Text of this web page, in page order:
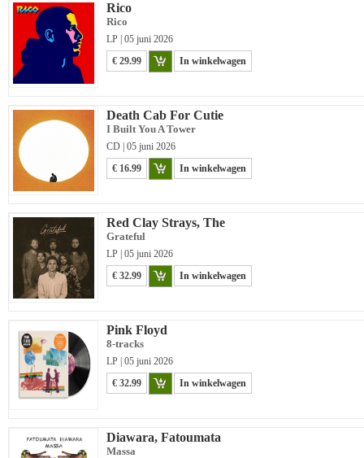
Rico
Rico
LP | 05 juni 2026
€ 29.99
In winkelwagen
Death Cab For Cutie
I Built You A Tower
CD | 05 juni 2026
€ 16.99
In winkelwagen
Red Clay Strays, The
Grateful
LP | 05 juni 2026
€ 32.99
In winkelwagen
Pink Floyd
8-tracks
LP | 05 juni 2026
€ 32.99
In winkelwagen
Diawara, Fatoumata
Massa